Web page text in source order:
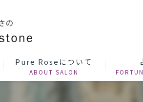
Pure Roseについて